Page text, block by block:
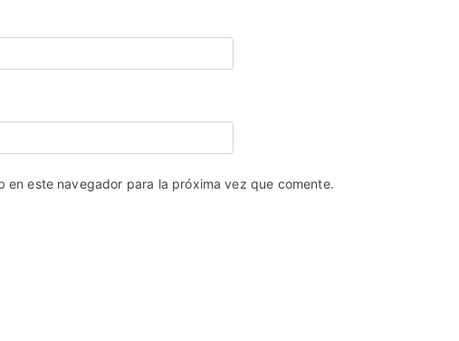
en este navegador para la próxima vez que comente.